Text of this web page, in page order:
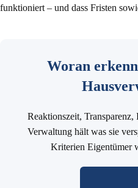
funktioniert – und dass Fristen
Woran
Reaktionszeit,
Verwaltung hält was sie
Kriterien Eigentümer